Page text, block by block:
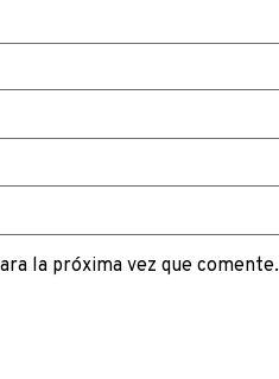
la próxima vez que comente.